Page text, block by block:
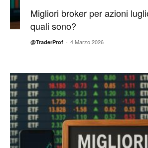
Migliori broker per azioni
quali sono?
@TraderProf - 4 Marzo 2026